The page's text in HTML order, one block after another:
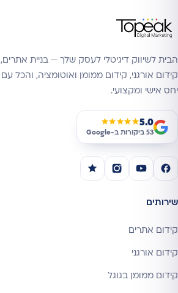
הבית לשיווק דיגיטלי לעסק שלך — בניית אתרים,
קידום אורגני, קידום ממומן ואוטומציה, והכל עם
יחס אישי ומקצועי.
5.0
★★★★★
53 ביקורות ב- Google
שירותים
קידום אתרים
קידום אורגני
קידום ממומן בגוגל